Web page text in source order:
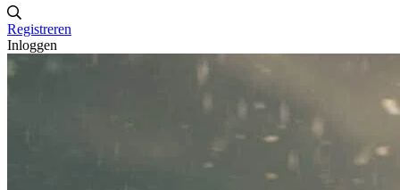
Registreren
Inloggen